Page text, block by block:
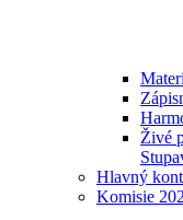
Živé
Hlavný
Komisie